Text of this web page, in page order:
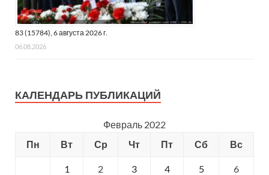
83 (15784), 6 августа 2026 г.
06.08.2026
КАЛЕНДАРЬ ПУБЛИКАЦИЙ
Февраль 2022
Пн
Вт Ср Чт Пт Сб Вс
1 2 3 4 5 6